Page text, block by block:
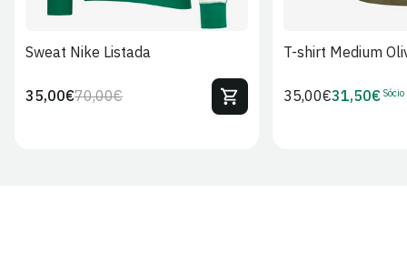
Sweat Nike Listada
Preço
70,00€Preço
35,00€
T-shirt Medium
Preço
35,00€Preço
31,50€ Sócio